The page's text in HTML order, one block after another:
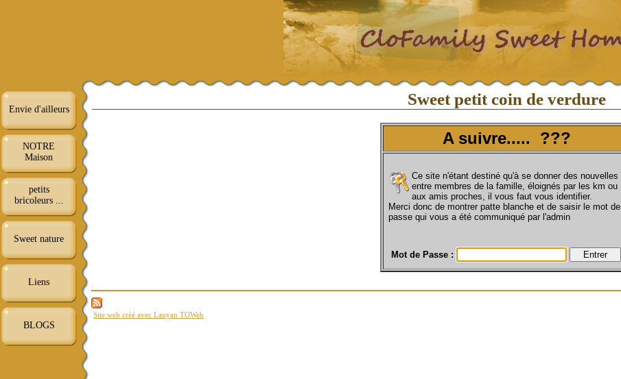
Envie d'ailleurs
NOTRE
Maison
petits
bricoleurs ...
Sweet nature
Liens
BLOGS
Sweet petit coin de verdure
A suivre..... ???
Ce site n'étant destiné qu'à se donner des nouvelles
entre membres de la famille, éloignés par les km ou
aux amis proches, il vous faut vous identifier.
Merci donc de montrer patte blanche et de saisir le mot de
passe qui vous a été communiqué par l'admin
Mot de Passe :
Site web créé avec Lauyan TOWeb